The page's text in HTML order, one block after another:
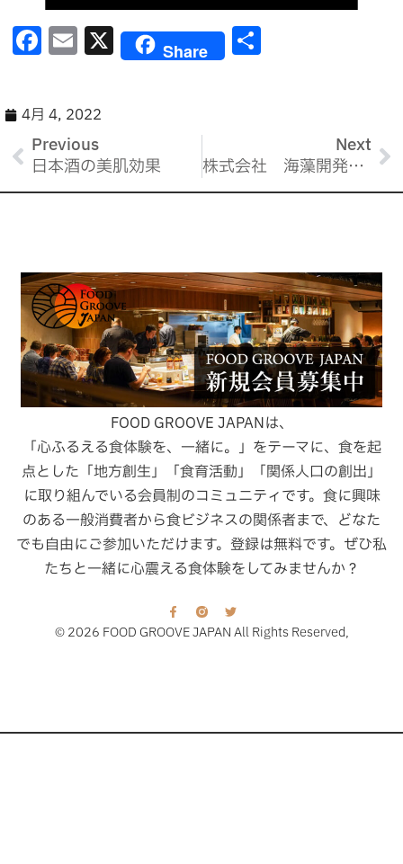
F
a
c
e
b
o
E
m
l
X Share
4月 4, 2022
Previous
日本酒の美肌効果
Next
株式会社 海藻開発コンブリオ 代表取締役 菊地幾代様
FOOD GROOVE JAPANは、
「心ふるえる食体験を、一緒に。」をテーマに、食を起
点とした「地方創生」「食育活動」「関係人口の創出」
に取り組んでいる会員制のコミュニティです。食に興味
のある一般消費者から食ビジネスの関係者まで、どなた
でも自由にご参加いただけます。登録は無料です。ぜひ私
たちと一緒に心震える食体験をしてみませんか？
© 2026 FOOD GROOVE JAPAN All Rights Reserved,